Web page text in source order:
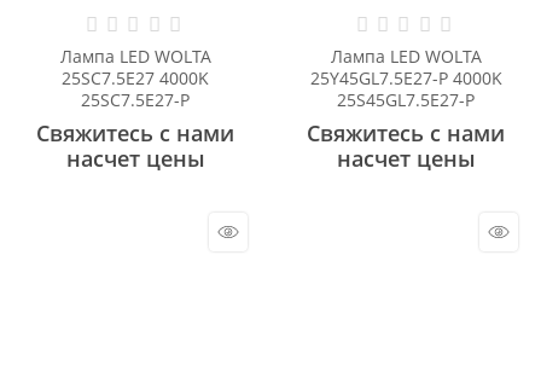
Лампа LED WOLTA
25SC7.5E27 4000K
25SC7.5E27-P
Свяжитесь с нами
насчет цены
Лампа LED WOLTA
25Y45GL7.5E27-P 4000K
25S45GL7.5E27-P
Свяжитесь с нами
насчет цены